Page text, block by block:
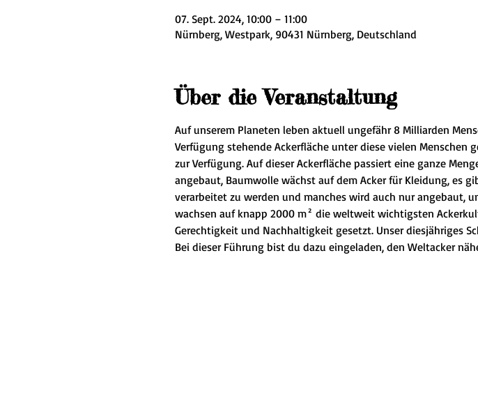
07. Sept. 2024, 10:00 – 11:00
Nürnberg, Westpark, 90431 Nürnberg, Deutschland
Über die Veranstaltung
Auf unserem Planeten leben aktuell ungefähr 8 Milliarden
Verfügung stehende Ackerfläche unter diese vielen
zur Verfügung. Auf dieser Ackerfläche passiert eine ganze
angebaut, Baumwolle wächst auf dem Acker für Kleidung, es
verarbeitet zu werden und manches wird auch nur angebaut,
wachsen auf knapp 2000 m² die weltweit wichtigsten
Gerechtigkeit und Nachhaltigkeit gesetzt. Unser diesjähriges
Bei dieser Führung bist du dazu eingeladen, den Weltacker